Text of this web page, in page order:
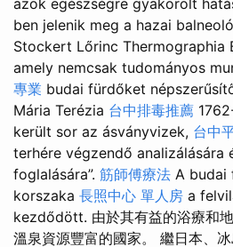
azok egészségre gyakorolt
ben jelenik meg a hazai
Stockert Lőrinc Thermographia
amely nemcsak tudományos
專業 budai fürdőket
Mária Terézia 台中排毒推薦
került sor az ásványvizek, 台中
terhére végzendő analizálására
foglalására”. 筋師傅療法 A budai
korszaka 長照中心 單人房 a
kezdődött. 由於其有益的浴療和
溫泉資源豐富的國家。 繼日本、